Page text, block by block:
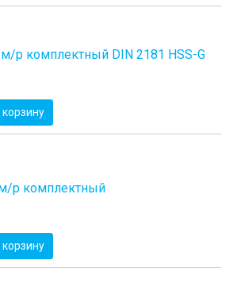
р комплектный DIN 2181 HSS-G
корзину
р комплектный
корзину